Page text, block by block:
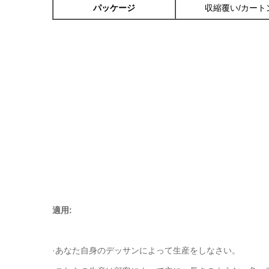
パッケージ 収縮覆い/カート
適用:
·あなた自身のデッサンによって生産をしなさい。